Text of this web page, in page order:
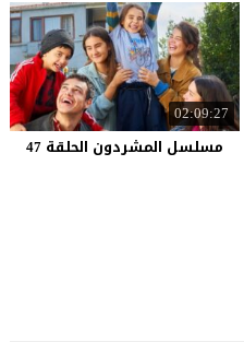
02:09:27
مسلسل المشردون الحلقة 47